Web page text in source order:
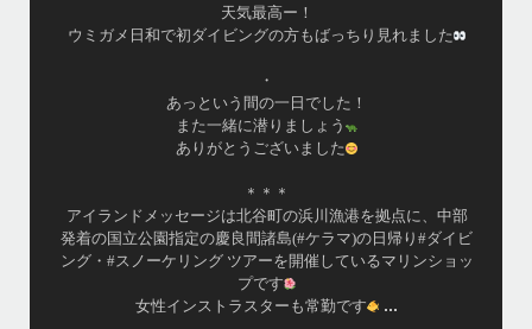
ツアーとケラマ体験ダイビング&シュノーケル班に分かれて
毎日海へ行っております
海が穏やかな日がずーっと続いていてボートダイビングに
は最高のコンディションです！
昔よく潜りに来て下さっていたリピーターさんの子供が10
才になったので一緒にダイビングデビュー…なんて嬉しい
緒させて頂いてます
•
渡嘉敷島の方も夏には珍しい北風つづきのおかげでビーチ
が穏やか
...
island.message